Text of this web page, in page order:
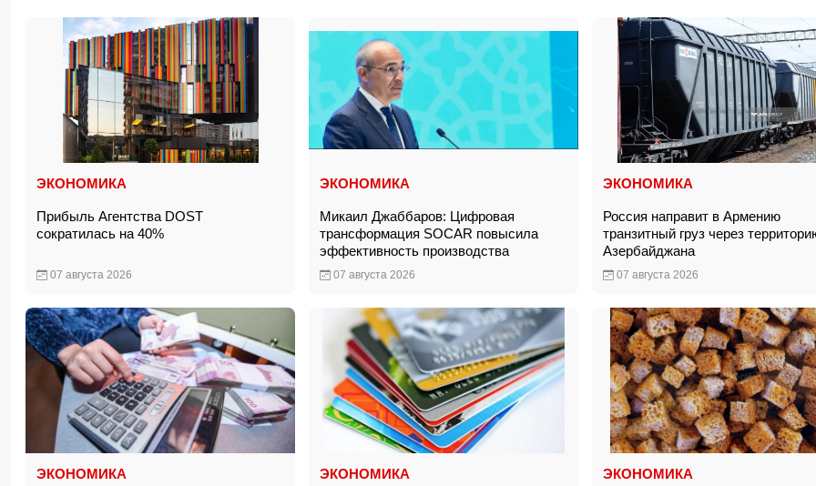
ЭКОНОМИКА
Прибыль Агентства DOST
сократилась на 40%
07 августа 2026
ЭКОНОМИКА
Микаил Джаббаров: Цифровая
трансформация SOCAR повысила
эффективность производства
07 августа 2026
ЭКОНОМИКА
Россия направит в Армению
транзитный груз через
Азербайджана
07 августа 2026
ЭКОНОМИКА ЭКОНОМИКА ЭКОНОМИКА